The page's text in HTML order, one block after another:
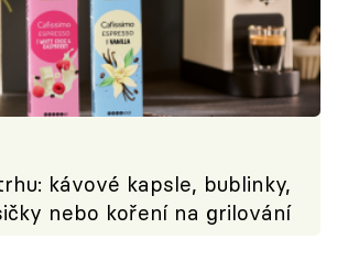
kávové kapsle, bublinky,
nebo koření na grilování